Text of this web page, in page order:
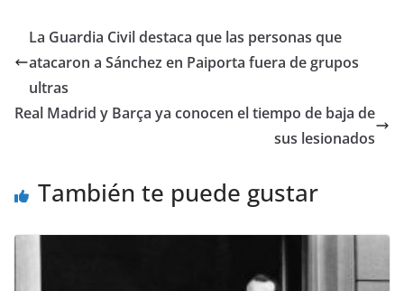
La Guardia Civil destaca que las personas que
atacaron a Sánchez en Paiporta fuera de grupos
ultras
Real Madrid y Barça ya conocen el tiempo de baja de
sus lesionados
También te puede gustar